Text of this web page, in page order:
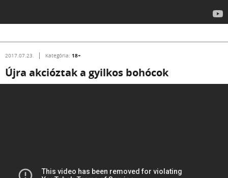
2017.07.23. Kategória: 18+
Újra akcióztak a gyilkos bohócok